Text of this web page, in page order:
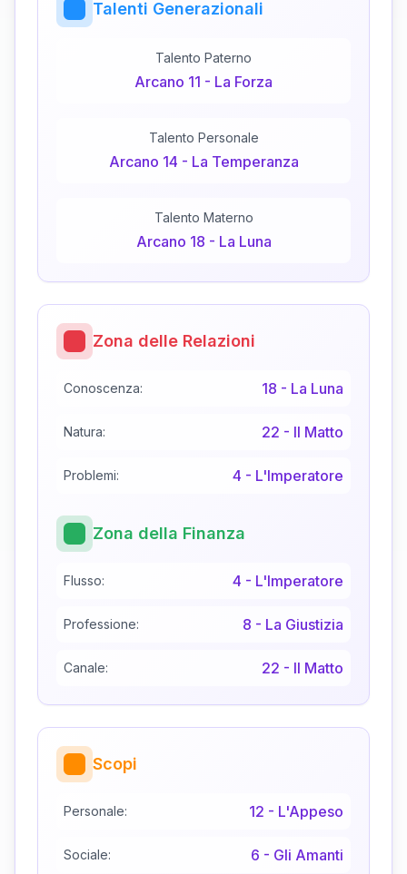
Talenti Generazionali
Talento Paterno
Arcano 11 - La Forza
Talento Personale
Arcano 14 - La Temperanza
Talento Materno
Arcano 18 - La Luna
Zona delle Relazioni
Conoscenza: 18 - La Luna
Natura: 22 - Il Matto
Problemi: 4 - L'Imperatore
Zona della Finanza
Flusso: 4 - L'Imperatore
Professione: 8 - La Giustizia
Canale: 22 - Il Matto
Scopi
Personale: 12 - L'Appeso
Sociale: 6 - Gli Amanti